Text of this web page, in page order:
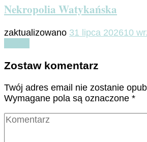
Nekropolia Watykańska
zaktualizowano 31 lipca 202610
Zostaw komentarz
Twój adres email nie zostanie
Wymagane pola są oznaczone *